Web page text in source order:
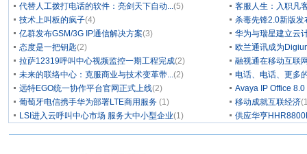
代替人工拨打电话的软件：亮剑天下自动...(5)
客服人生：入职凡
技术上叫板的疯子(4)
杀毒先锋2.0新版发
亿群发布GSM/3G IP通信解决方案(3)
华为与瑞星建立云
态度是一把钥匙(2)
欧兰通讯成为
拉萨12319呼叫中心视频监控一期工程完成(2)
融视通在移动互联
未来的联络中心：克服商业与技术变革带...(2)
电话、电话、更多
远特EGO统一协作平台官网正式上线(2)
Avaya IP Office 8.0
葡萄牙电信携手华为部署LTE商用服务 (1) 移动成就互联经济
LSI进入云呼叫中心市场 服务大中小型企业(1) 供应华亨